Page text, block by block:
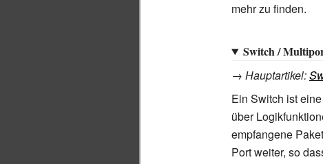
mehr zu finden.
Switch /
→ Hauptartikel:
Ein Switch ist
über
empfangene
Port weiter, so